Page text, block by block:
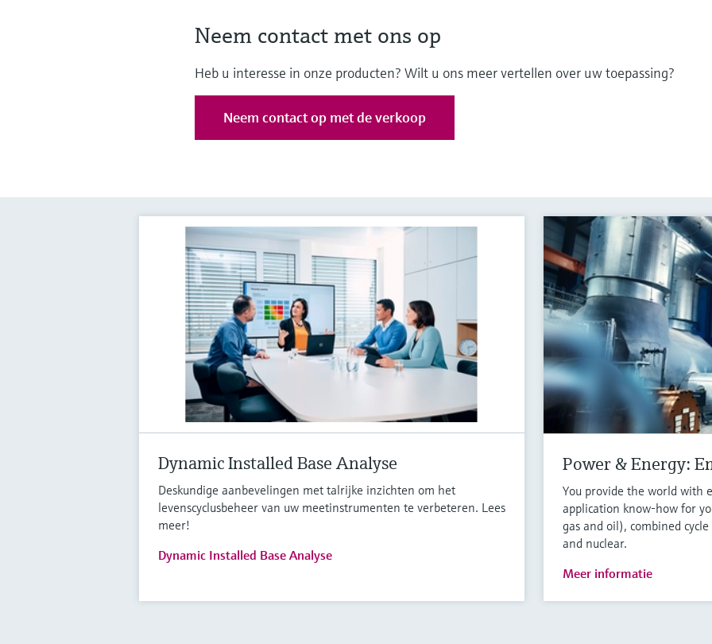
Neem contact met ons op
Heb u interesse in onze producten? Wilt u ons meer vertellen over uw toepassing?
Neem contact op met de verkoop
Dynamic Installed Base Analyse
Deskundige aanbevelingen met talrijke inzichten om het
levenscyclusbeheer van uw meetinstrumenten te verbeteren. Lees
meer!
Dynamic Installed Base Analyse
Power & Energy:
You provide the world with
application know-how for
gas and oil), combined
and nuclear.
Meer informatie